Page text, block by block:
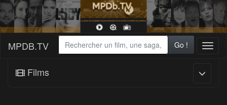
MPDB.TV Go !
Films